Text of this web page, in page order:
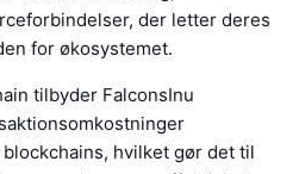
der letter deres
for økosystemet.
tilbyder FalconsInu
hvilket gør det til